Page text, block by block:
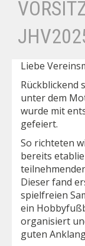
Liebe
Rückblickend
unter dem
wurde mit
gefeiert.
So richteten
bereits
Dieser fand
spielfreien
ein
organisiert
guten